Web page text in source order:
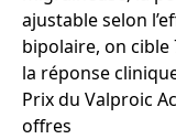
ajustable selon
bipolaire, on cible
la réponse
Prix du Valproic
offres